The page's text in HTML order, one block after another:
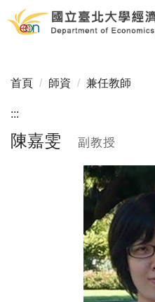
跳
到
內
區
首頁 師資 兼任教師
:::
陳嘉雯 副教授